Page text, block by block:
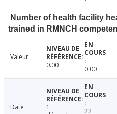
Number of health facility
trained in RMNCH
Valeur
0.00
0.00
Date
1
22